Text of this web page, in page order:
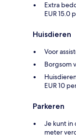
Extra
EUR 15.0
Huisdieren
Voor
Borgsom
EUR 10
Parkeren
Je kunt in
meter